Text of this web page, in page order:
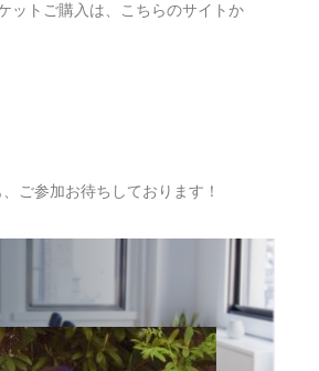
ットご購入は、こちらのサイトか
ご参加お待ちしております！